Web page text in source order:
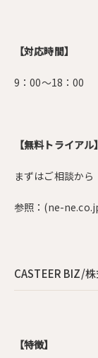
【対応時間】
9：00～18：00
【無料トライアル】
まずはご相談から
参照： (ne-
CASTEER BIZ/
【特徴】